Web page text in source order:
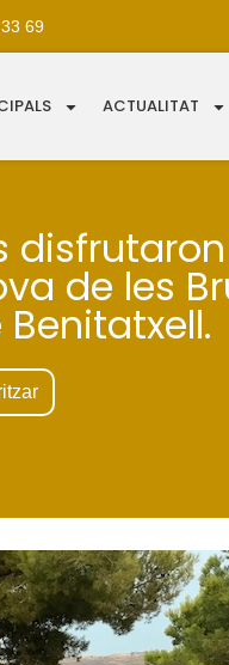
69
ACTUALITAT
de les